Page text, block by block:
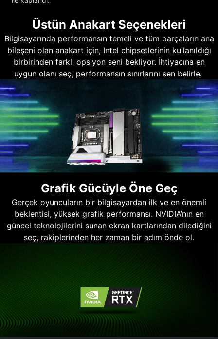
Üstün Anakart Seçenekleri
Bilgisayarında performansın temeli ve tüm parçaların ana
bileşeni olan anakart için, Intel chipsetlerinin kullanıldığı
birbirinden farklı opsiyon seni bekliyor. İhtiyacına en
uygun olanı seç, performansın sınırlarını sen belirle.
Grafik Gücüyle Öne Geç
Gerçek oyuncuların bir bilgisayardan ilk ve en önemli
beklentisi, yüksek grafik performansı. NVIDIA’nın en
güncel teknolojilerini sunan ekran kartlarından dilediğini
seç, rakiplerinden her zaman bir adım önde ol.